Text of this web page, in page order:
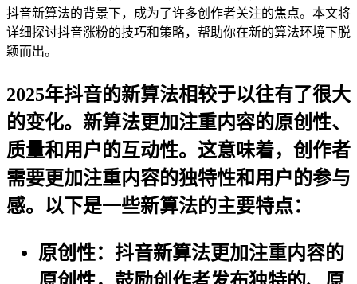
抖音新算法的背景下，成为了许多创作者关注的焦点。本文将
详细探讨抖音涨粉的技巧和策略，帮助你在新的算法环境下脱
颖而出。
2025年抖音的新算法相较于以往有了很大
的变化。新算法更加注重内容的原创性、
质量和用户的互动性。这意味着，创作者
需要更加注重内容的独特性和用户的参与
感。以下是一些新算法的主要特点：
原创性：抖音新算法更加注重内容的